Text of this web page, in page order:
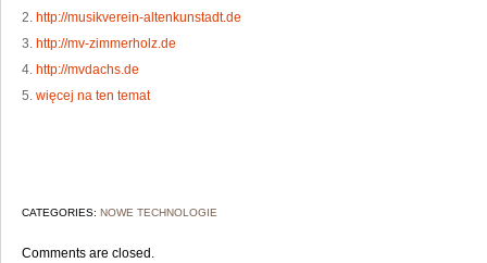
2. http://musikverein-altenkunstadt.de
3. http://mv-zimmerholz.de
4. http://mvdachs.de
5. więcej na ten temat
CATEGORIES: NOWE TECHNOLOGIE
Comments are closed.